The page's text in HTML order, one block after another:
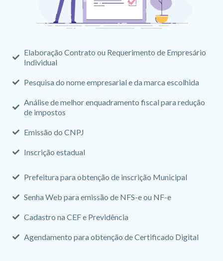
Elaboração Contrato ou Requerimento de Empresário
Individual
Pesquisa do nome empresarial e da marca escolhida
Análise de melhor enquadramento fiscal para redução
de impostos
Emissão do CNPJ
Inscrição estadual
Prefeitura para obtenção de inscrição Municipal
Senha Web para emissão de NFS-e ou NF-e
Cadastro na CEF e Previdência
Agendamento para obtenção de Certificado Digital